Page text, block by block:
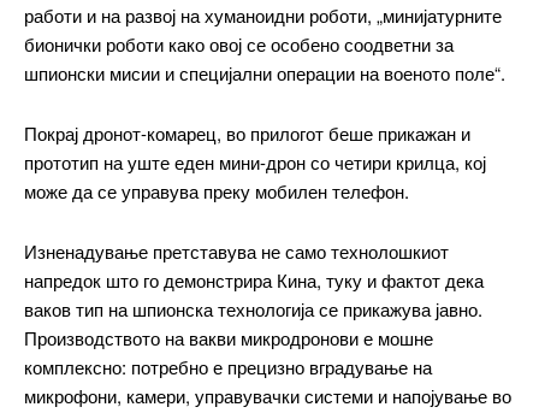
работи и на развој на хуманоидни роботи, „минијатурните
бионички роботи како овој се особено соодветни за
шпионски мисии и специјални операции на военото поле“.
Покрај дронот-комарец, во прилогот беше прикажан и
прототип на уште еден мини-дрон со четири крилца, кој
може да се управува преку мобилен телефон.
Изненадување претставува не само технолошкиот
напредок што го демонстрира Кина, туку и фактот дека
ваков тип на шпионска технологија се прикажува јавно.
Производството на вакви микродронови е мошне
комплексно: потребно е прецизно вградување на
микрофони, камери, управувачки системи и напојување во